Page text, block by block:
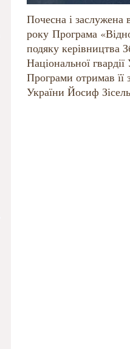
Почесна і заслужена
року Програма
подяку керівництва
Національної
Програми отримав її
України Йосиф